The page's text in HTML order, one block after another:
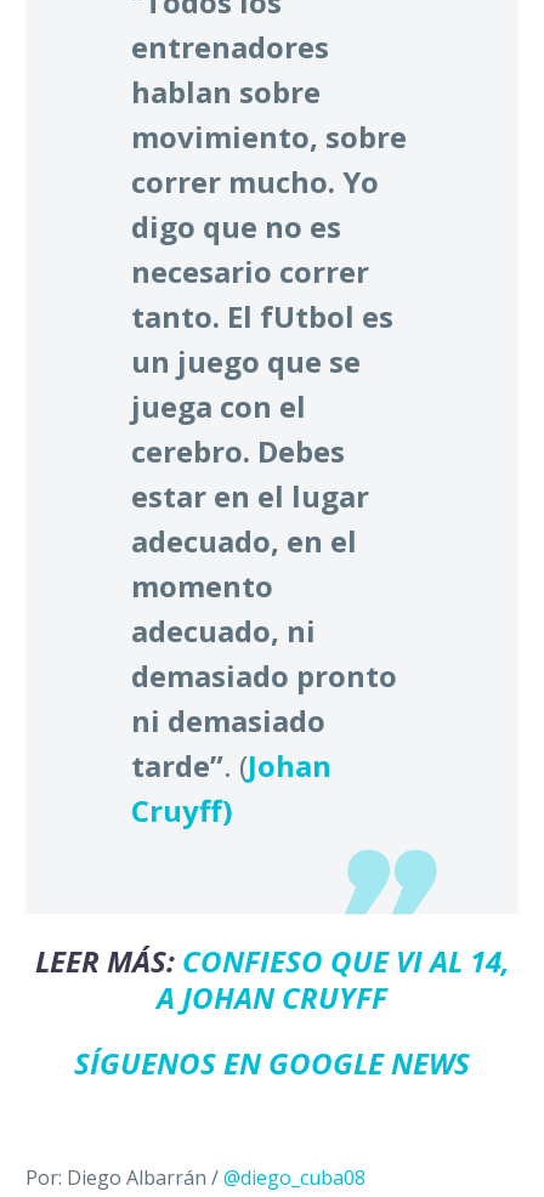
entrenadores
hablan sobre
movimiento, sobre
correr mucho. Yo
digo que no es
necesario correr
tanto. El fUtbol es
un juego que se
juega con el
cerebro. Debes
estar en el lugar
adecuado, en el
momento
adecuado, ni
demasiado pronto
ni demasiado
tarde”. (Johan
Cruyff)
LEER MÁS:CONFIESO QUE VI AL 14,
A JOHAN CRUYFF
SÍGUENOS EN GOOGLE NEWS
Por: Diego Albarrán /@diego_cuba08